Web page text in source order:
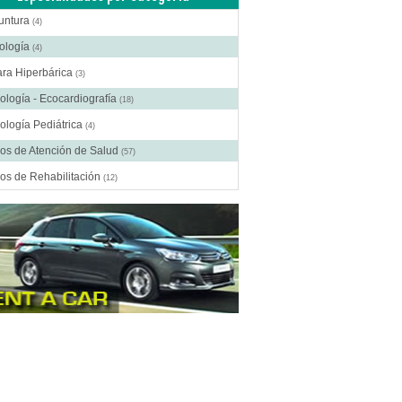
(4)
(4)
Hiperbárica (3)
- Ecocardiografía (18)
Pediátrica (4)
de Atención de Salud (57)
de Rehabilitación (12)
Médicos Especializados(41)
Digestiva
Estética
Gastroenterológica(2)
General(28)